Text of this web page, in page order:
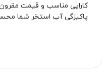
کارایی مناسب و قیمت
پاکیزگی آب استخر شما